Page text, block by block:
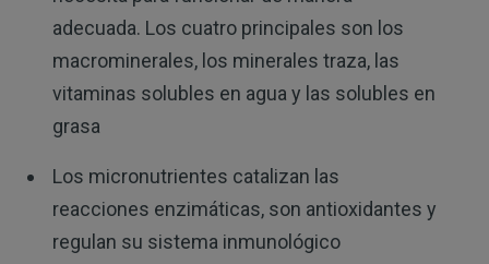
adecuada. Los cuatro principales son los
macrominerales, los minerales traza, las
vitaminas solubles en agua y las solubles en
grasa
Los micronutrientes catalizan las
reacciones enzimáticas, son antioxidantes y
regulan su sistema inmunológico